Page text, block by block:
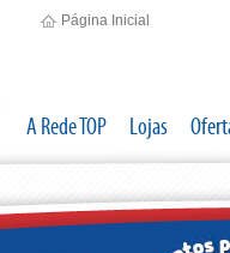
Página Inicial
A Rede TOP Lojas